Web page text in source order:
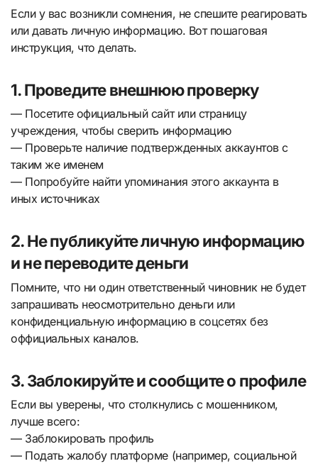
Если у вас возникли сомнения, не спешите реагировать
или давать личную информацию. Вот пошаговая
инструкция, что делать.
1. Проведите внешнюю проверку
— Посетите официальный сайт или страницу
учреждения, чтобы сверить информацию
— Проверьте наличие подтвержденных аккаунтов с
таким же именем
— Попробуйте найти упоминания этого аккаунта в
иных источниках
2. Не публикуйте личную информацию
и не переводите деньги
Помните, что ни один ответственный чиновник не будет
запрашивать неосмотрительно деньги или
конфиденциальную информацию в соцсетях без
оффициальных каналов.
3. Заблокируйте и сообщите о профиле
Если вы уверены, что столкнулись с мошенником,
лучше всего:
— Заблокировать профиль
— Подать жалобу платформе (например, социальной